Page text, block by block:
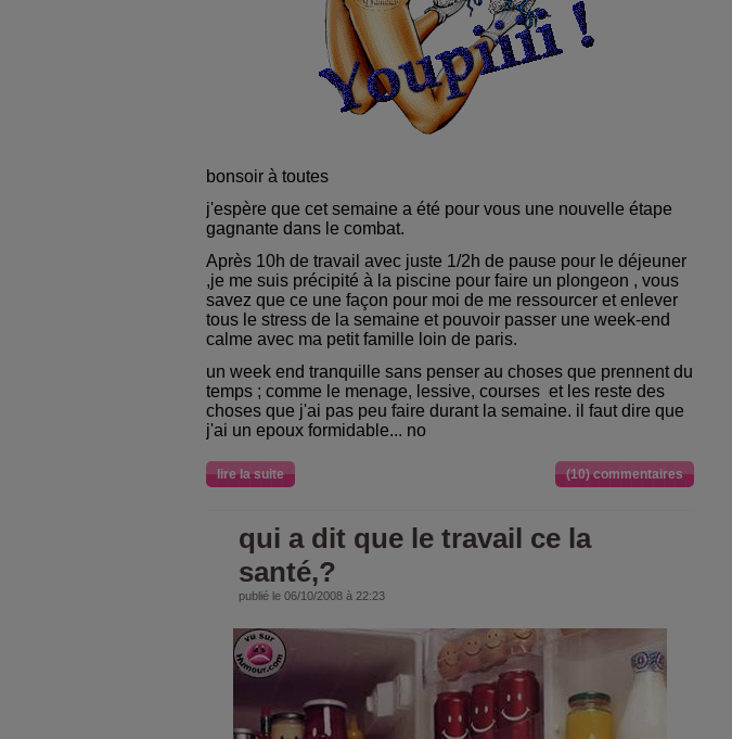
bonsoir à toutes
j'espère que cet semaine a été pour vous une nouvelle étape
gagnante dans le combat.
Après 10h de travail avec juste 1/2h de pause pour le déjeuner
,je me suis précipité à la piscine pour faire un plongeon , vous
savez que ce une façon pour moi de me ressourcer et enlever
tous le stress de la semaine et pouvoir passer une week-end
calme avec ma petit famille loin de paris.
un week end tranquille sans penser au choses que prennent du
temps ; comme le menage, lessive, courses et les reste des
choses que j'ai pas peu faire durant la semaine. il faut dire que
j'ai un epoux formidable... no
lire la suite (10) commentaires
qui a dit que le travail ce la
santé,?
publié le 06/10/2008 à 22:23